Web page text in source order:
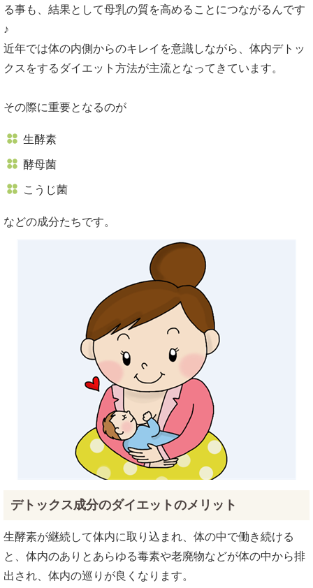
る事も、結果として母乳の質を高めることにつながるんです
♪
近年では体の内側からのキレイを意識しながら、体内デトッ
クスをするダイエット方法が主流となってきています。
その際に重要となるのが
生酵素
酵母菌
こうじ菌
などの成分たちです。
デトックス成分のダイエットのメリット
生酵素が継続して体内に取り込まれ、体の中で働き続ける
と、体内のありとあらゆる毒素や老廃物などが体の中から排
出され、体内の巡りが良くなります。